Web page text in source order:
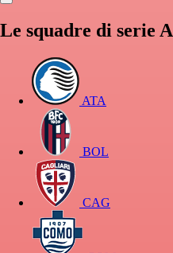
Le squadre di serie A
ATA
BOL
CAG